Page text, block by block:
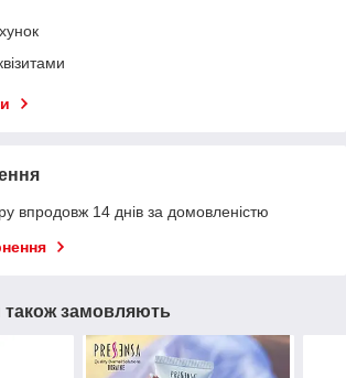
впродовж 14 днів за домовленістю
замовляють